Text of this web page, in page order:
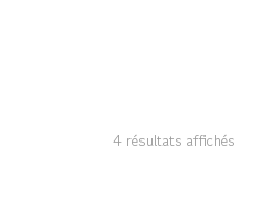
4 résultats affichés